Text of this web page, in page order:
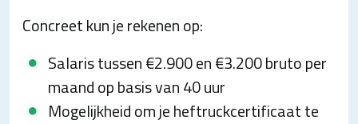
Concreet kun je rekenen op:
Salaris tussen €2.900 en €3.200 bruto per
maand op basis van 40 uur
Mogelijkheid om je heftruckcertificaat te